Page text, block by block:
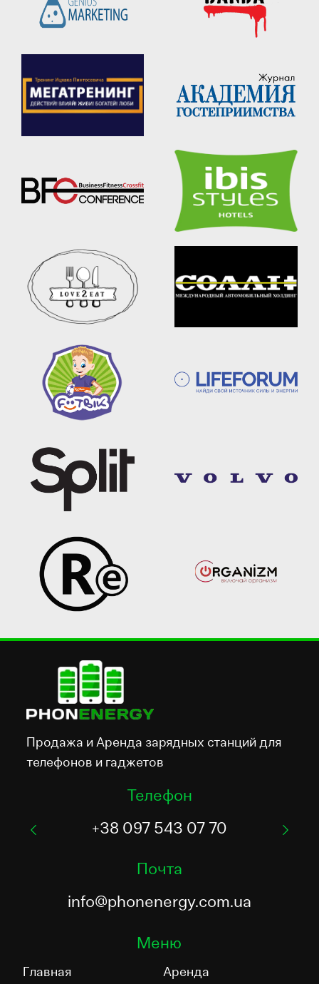
Продажа и Аренда зарядных станций для
телефонов и гаджетов
Телефон
+38 097 543 07 70
Почта
info@phonenergy.com.ua
Меню
Главная Аренда